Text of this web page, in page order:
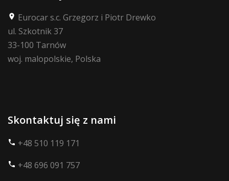
place Eurocar s.c. Grzegorz i Piotr Drewko
ul. Szkotnik 37
33-100 Tarnów
woj. malopolskie, Polska
Skontaktuj się z nami
phone +48 510 119 171
phone +48 696 091 757